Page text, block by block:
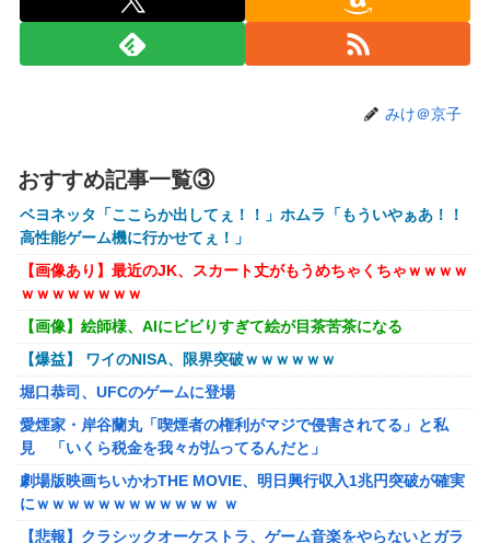
ッッッッッッ！
【速報】熊本イオンモール、爆発の原因は『これ』の可能性
くって終わるｗｗｗｗｗｗｗ
を減らすチート技が発覚ｗｗｗ
【動画】大阪府警に射殺されたオッサン、めちゃめちゃ苦し
そうに死ぬ
【悲報】黒人、卑怯すぎて炎上するｗｗｗｗ
【画像】井口裕香(36)、タンクトップがはち切れそうなくら
いデカイｗｗｗｗｗｗｗｗｗｗｗ
【画像】 AI「写真の背景削除？ガンプラの箱追加しといて
あげよ????」
【ホロライブ】アキロゼ、映画をきっかけに「ちいかわ」に
す」
みけ＠京子
おすすめ記事一覧③
ベヨネッタ「ここらか出してぇ！！」ホムラ「もういやぁあ！！
高性能ゲーム機に行かせてぇ！」
【画像あり】最近のJK、スカート丈がもうめちゃくちゃｗｗｗｗ
ｗｗｗｗｗｗｗｗ
【画像】絵師様、AIにビビりすぎて絵が目茶苦茶になる
【爆益】 ワイのNISA、限界突破ｗｗｗｗｗｗ
堀口恭司、UFCのゲームに登場
愛煙家・岸谷蘭丸「喫煙者の権利がマジで侵害されてる」と私
見 「いくら税金を我々が払ってるんだと」
劇場版映画ちいかわTHE MOVIE、明日興行収入1兆円突破が確実
にｗｗｗｗｗｗｗｗｗｗｗｗ ｗ
【悲報】クラシックオーケストラ、ゲーム音楽をやらないとガラ